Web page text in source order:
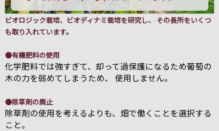
ビオロジック栽培、ビオディナミ栽培を研究し、 その長所をいくつ
も取り入れています。
●有機肥料の使用
化学肥料では強すぎて、却って過保護になるため葡萄の
木の力を弱めてしまうため、 使用しません。
●除草剤の廃止
除草剤の使用を考えるよりも、畑で働くことを選択する
こと。